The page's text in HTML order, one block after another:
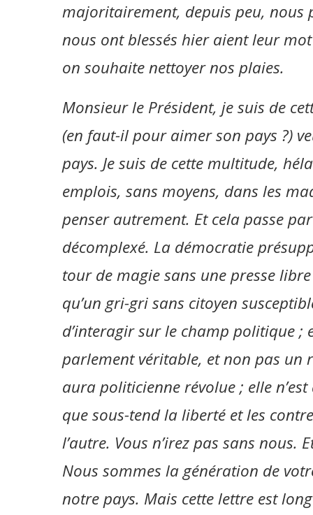
majoritairement, depuis peu, nous
nous ont blessés hier aient leur
on souhaite nettoyer nos plaies.
Monsieur le Président, je suis de
(en faut-il pour aimer son pays ?)
pays. Je suis de cette multitude,
emplois, sans moyens, dans les
penser autrement. Et cela passe
décomplexé. La démocratie
tour de magie sans une presse
qu’un gri-gri sans citoyen
d’interagir sur le champ politique ;
parlement véritable, et non pas un
aura politicienne révolue ; elle
que sous-tend la liberté et les
l’autre. Vous n’irez pas sans nous.
Nous sommes la génération de
notre pays. Mais cette lettre est